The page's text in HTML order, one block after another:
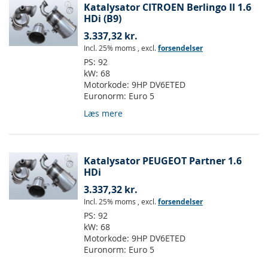
Katalysator CITROEN Berlingo II 1.6
HDi (B9)
3.337,32 kr.
Incl. 25% moms , excl.forsendelser
PS: 92
kW: 68
Motorkode: 9HP DV6ETED
Euronorm: Euro 5
Læs mere
Katalysator PEUGEOT Partner 1.6
HDi
3.337,32 kr.
Incl. 25% moms , excl.forsendelser
PS: 92
kW: 68
Motorkode: 9HP DV6ETED
Euronorm: Euro 5